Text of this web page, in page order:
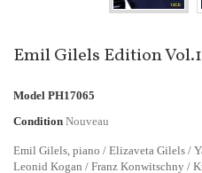
Emil Gilels Edition
Model PH17065
Condition Nouveau
Emil Gilels, piano / Elizaveta Gilels /
Leonid Kogan / Franz Konwitschny /